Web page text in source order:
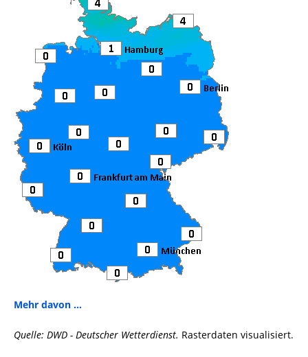
Mehr davon ...
Quelle: DWD - Deutscher Wetterdienst. Rasterdaten visualisiert.